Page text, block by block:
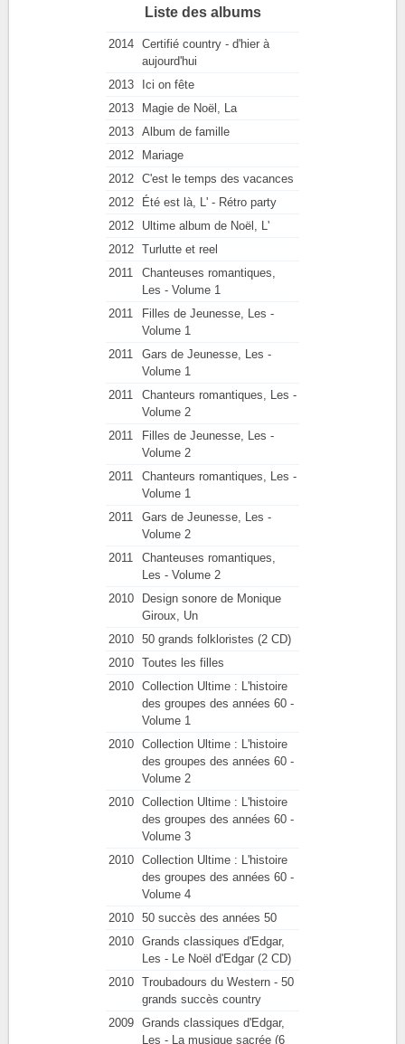
Liste des albums
2014 Certifié country - d'hier à
aujourd'hui
2013
Ici on fête
2013
Magie de Noël, La
2013 Album de famille
2012
Mariage
2012 C'est le temps des vacances
2012
Été est là, L' - Rétro party
2012
Ultime album de Noël, L'
2012 Turlutte et reel
2011
Chanteuses romantiques,
Les - Volume 1
2011
Filles de Jeunesse, Les -
Volume 1
2011
Gars de Jeunesse, Les -
Volume 1
2011
Chanteurs romantiques, Les -
Volume 2
2011
Filles de Jeunesse, Les -
Volume 2
2011
Chanteurs romantiques, Les -
Volume 1
2011
Gars de Jeunesse, Les -
Volume 2
2011
Chanteuses romantiques,
Les - Volume 2
2010
Design sonore de Monique
Giroux, Un
2010 50 grands folkloristes (2 CD)
2010 Toutes les filles
2010 Collection Ultime : L'histoire
des groupes des années 60 -
Volume 1
2010 Collection Ultime : L'histoire
des groupes des années 60 -
Volume 2
2010 Collection Ultime : L'histoire
des groupes des années 60 -
Volume 3
2010 Collection Ultime : L'histoire
des groupes des années 60 -
Volume 4
2010 50 succès des années 50
2010 Grands classiques d'Edgar,
Les - Le Noël d'Edgar (2 CD)
2010 Troubadours du Western - 50
grands succès country
2009 Grands classiques d'Edgar,
Les - La musique sacrée (6